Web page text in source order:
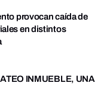
provocan caída de
en distintos
INMUEBLE, UNA